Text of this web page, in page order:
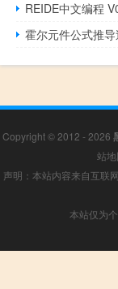
霍尔元件公式推导
Copyright © 2012 - 2026
站
声明：本站内容来自互联
本站仅为